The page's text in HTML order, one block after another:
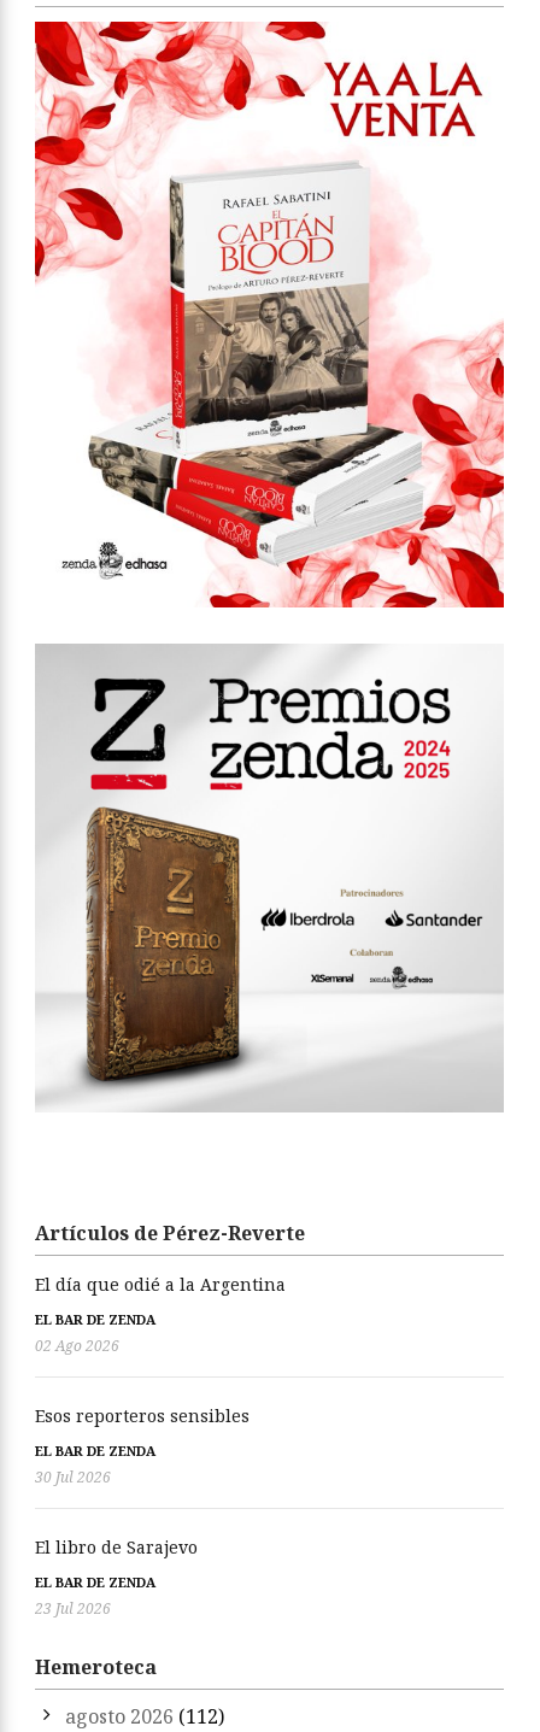
Artículos de Pérez-Reverte
El día que odié a la Argentina
EL BAR DE ZENDA
02 Ago 2026
Esos reporteros sensibles
EL BAR DE ZENDA
30 Jul 2026
El libro de Sarajevo
EL BAR DE ZENDA
23 Jul 2026
Hemeroteca
agosto 2026 (112)